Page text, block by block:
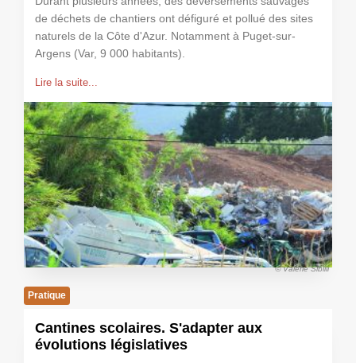
de déchets de chantiers ont défiguré et pollué des sites
naturels de la Côte d'Azur. Notamment à Puget-sur-
Argens (Var, 9 000 habitants).
Lire la suite...
© Valérie Sibilli
Pratique
Cantines scolaires. S'adapter aux
évolutions législatives